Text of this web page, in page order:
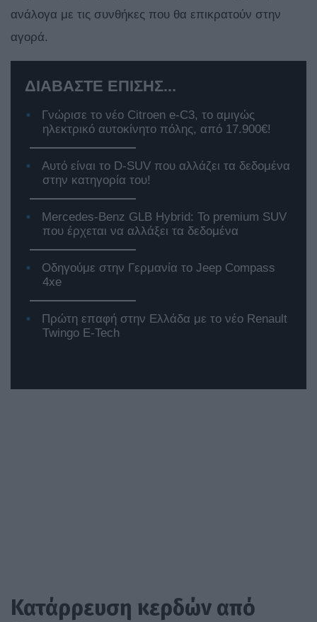
ανάλογα με τις συνθήκες που θα επικρατούν στην
αγορά.
ΔΙΑΒΑΣΤΕ ΕΠΙΣΗΣ...
Γνώρισε το νέο Citroen e-C3, το αμιγώς
ηλεκτρικό αυτοκίνητο πόλης, από 17.900€!
Αυτό είναι το D-SUV που αλλάζει τα δεδομένα
στην κατηγορία του!
Mercedes-Benz GLB Hybrid: Το premium SUV
που έρχεται να αλλάξει τα δεδομένα
Οδηγούμε στην Γερμανία το Jeep Compass
4xe
Πρώτη επαφή στην Ελλάδα με το νέο Renault
Twingo E-Tech
Κατάρρευση κερδών από